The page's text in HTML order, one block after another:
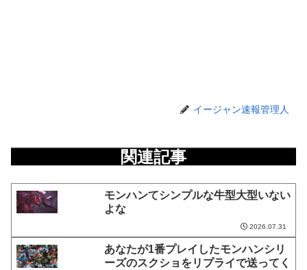
イージャン速報管理人
関連記事
モンハンてシンプルな牛型大型いない
よな
2026.07.31
あなたが1番プレイしたモンハンシリ
ーズのスクショをリプライで送ってく